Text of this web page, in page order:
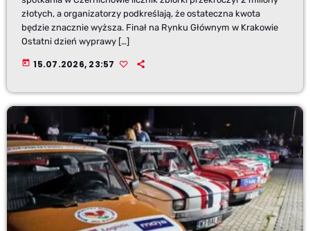
złotych, a organizatorzy podkreślają, że ostateczna kwota
będzie znacznie wyższa. Finał na Rynku Głównym w Krakowie
Ostatni dzień wyprawy […]
today 15.07.2026, 23:57